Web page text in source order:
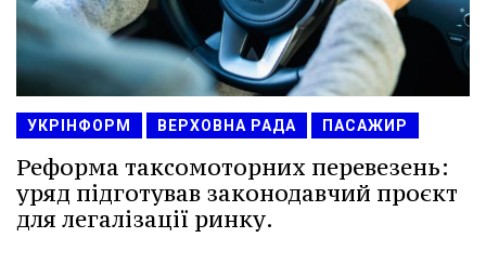
УКРІНФОРМ ВЕРХОВНА РАДА ПАСАЖИР
Реформа таксомоторних перевезень:
уряд підготував законодавчий проєкт
для легалізації ринку.